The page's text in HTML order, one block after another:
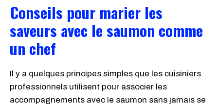
Conseils pour marier les
saveurs avec le saumon comme
un chef
Il y a quelques principes simples que les cuisiniers
professionnels utilisent pour associer les
accompagnements avec le saumon sans jamais se